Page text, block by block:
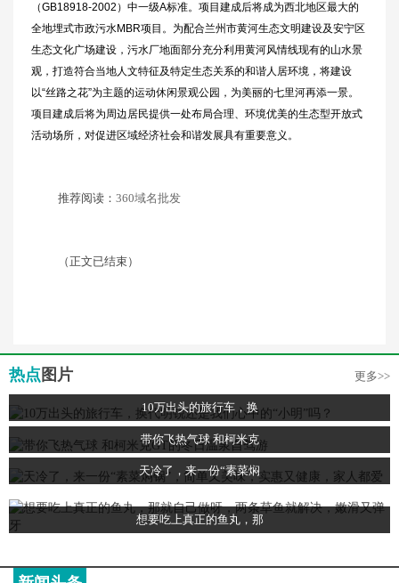
（GB18918-2002）中一级A标准。项目建成后将成为西北地区最大的
全地埋式市政污水MBR项目。为配合兰州市黄河生态文明建设及安宁区
生态文化广场建设，污水厂地面部分充分利用黄河风情线现有的山水景
观，打造符合当地人文特征及特定生态关系的和谐人居环境，将建设
以“丝路之花”为主题的运动休闲景观公园，为美丽的七里河再添一景。
项目建成后将为周边居民提供一处布局合理、环境优美的生态型开放式
活动场所，对促进区域经济社会和谐发展具有重要意义。
推荐阅读： 360域名批发
（正文已结束）
热点 图片 更多>>
10万出头的旅行车，换
带你飞热气球 和柯米克
天冷了，来一份“素菜焖
想要吃上真正的鱼丸，那